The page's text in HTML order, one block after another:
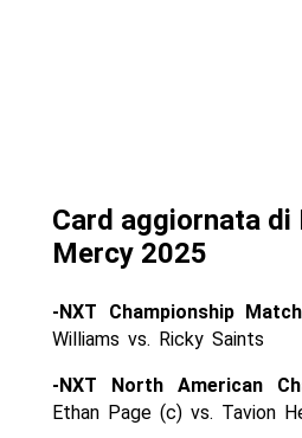
Card aggiornata di
Mercy 2025
-NXT Championship
Williams vs. Ricky Saints
-NXT North American
Ethan Page (c) vs. Tavion